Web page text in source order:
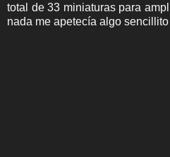
total de 33 miniaturas para
nada me apetecía algo